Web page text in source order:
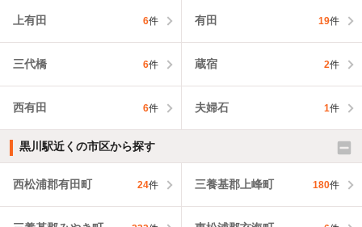
上有田 6件 有田 19件
三代橋 6件 蔵宿 2件
西有田 6件 夫婦石 1件
黒川駅近くの市区から探す
西松浦郡有田町 24件 三養基郡上峰町 180件